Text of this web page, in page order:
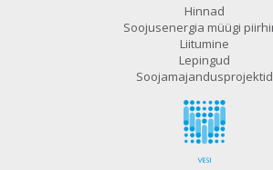
Hinnad
Soojusenergia müügi
Liitumine
Lepingud
Soojamajandusprojektid